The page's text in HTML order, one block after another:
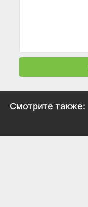
Смотрите также: